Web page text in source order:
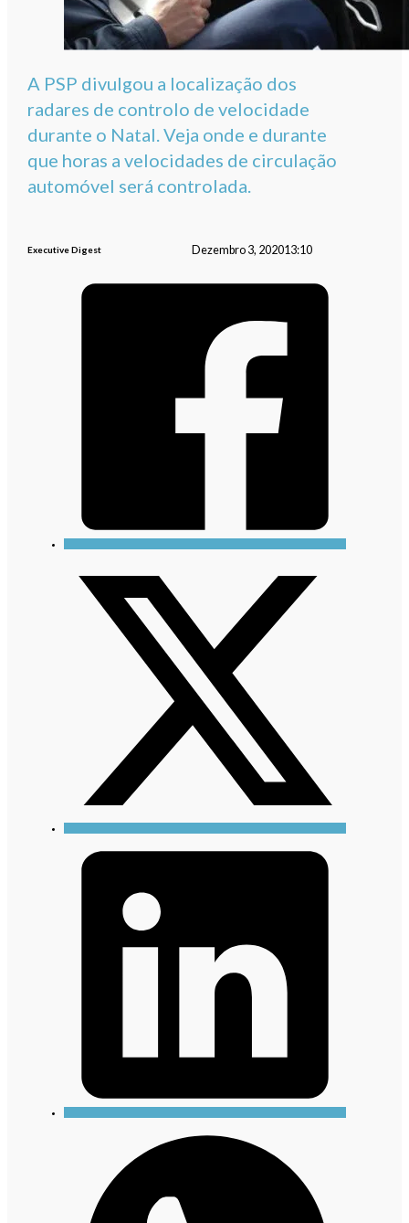
A PSP divulgou a localização dos
radares de controlo de velocidade
durante o Natal. Veja onde e durante
que horas a velocidades de circulação
automóvel será controlada.
Executive Digest Dezembro 3, 202013:10